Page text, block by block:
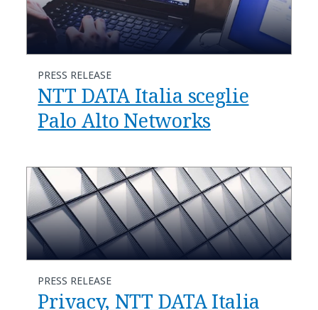
PRESS RELEASE
NTT DATA Italia sceglie
Palo Alto Networks
PRESS RELEASE
Privacy, NTT DATA Italia